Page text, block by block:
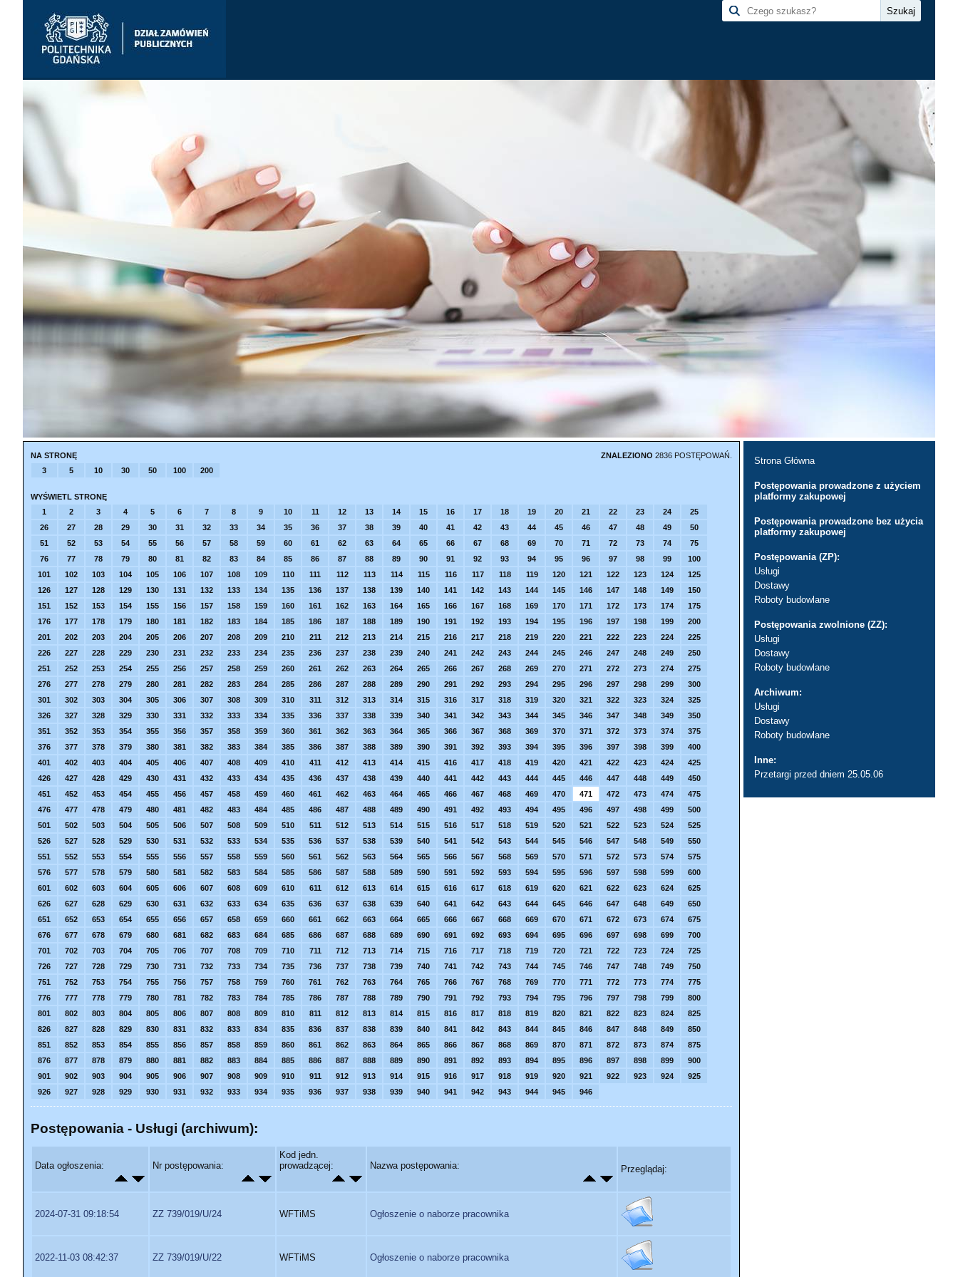
ZNALEZIONO 2836 POSTĘPOWAŃ.
NA STRONĘ
3
5 10 30 50 100 200
WYŚWIETL STRONĘ
1
2 3 4 5 6 7 8 9 10 11 12 13 14 15 16 17 18 19 20 21 22 23 24
25
26
27 28 29 30 31 32 33 34 35 36 37 38 39 40 41 42 43 44 45 46 47 48 49
50
51
52 53 54 55 56 57 58 59 60 61 62 63 64 65 66 67 68 69 70 71 72 73 74
75
76
77 78 79 80 81 82 83 84 85 86 87 88 89 90 91 92 93 94 95 96 97 98 99
100
101
102 103 104 105 106 107 108 109 110 111 112 113 114 115 116 117 118 119 120 121 122 123 124
125
126
127 128 129 130 131 132 133 134 135 136 137 138 139 140 141 142 143 144 145 146 147 148 149
150
151
152 153 154 155 156 157 158 159 160 161 162 163 164 165 166 167 168 169 170 171 172 173 174
175
176
177 178 179 180 181 182 183 184 185 186 187 188 189 190 191 192 193 194 195 196 197 198 199
200
201
202 203 204 205 206 207 208 209 210 211 212 213 214 215 216 217 218 219 220 221 222 223 224
225
226
227 228 229 230 231 232 233 234 235 236 237 238 239 240 241 242 243 244 245 246 247 248 249
250
251
252 253 254 255 256 257 258 259 260 261 262 263 264 265 266 267 268 269 270 271 272 273 274
275
276
277 278 279 280 281 282 283 284 285 286 287 288 289 290 291 292 293 294 295 296 297 298 299
300
301
302 303 304 305 306 307 308 309 310 311 312 313 314 315 316 317 318 319 320 321 322 323 324
325
326
327 328 329 330 331 332 333 334 335 336 337 338 339 340 341 342 343 344 345 346 347 348 349
350
351
352 353 354 355 356 357 358 359 360 361 362 363 364 365 366 367 368 369 370 371 372 373 374
375
376
377 378 379 380 381 382 383 384 385 386 387 388 389 390 391 392 393 394 395 396 397 398 399
400
401
402 403 404 405 406 407 408 409 410 411 412 413 414 415 416 417 418 419 420 421 422 423 424
425
426
427 428 429 430 431 432 433 434 435 436 437 438 439 440 441 442 443 444 445 446 447 448 449
450
451
452 453 454 455 456 457 458 459 460 461 462 463 464 465 466 467 468 469 470 471 472 473 474
475
476
477 478 479 480 481 482 483 484 485 486 487 488 489 490 491 492 493 494 495 496 497 498 499
500
501
502 503 504 505 506 507 508 509 510 511 512 513 514 515 516 517 518 519 520 521 522 523 524
525
526
527 528 529 530 531 532 533 534 535 536 537 538 539 540 541 542 543 544 545 546 547 548 549
550
551
552 553 554 555 556 557 558 559 560 561 562 563 564 565 566 567 568 569 570 571 572 573 574
575
576
577 578 579 580 581 582 583 584 585 586 587 588 589 590 591 592 593 594 595 596 597 598 599
600
601
602 603 604 605 606 607 608 609 610 611 612 613 614 615 616 617 618 619 620 621 622 623 624
625
626
627 628 629 630 631 632 633 634 635 636 637 638 639 640 641 642 643 644 645 646 647 648 649
650
651
652 653 654 655 656 657 658 659 660 661 662 663 664 665 666 667 668 669 670 671 672 673 674
675
676
677 678 679 680 681 682 683 684 685 686 687 688 689 690 691 692 693 694 695 696 697 698 699
700
701
702 703 704 705 706 707 708 709 710 711 712 713 714 715 716 717 718 719 720 721 722 723 724
725
726
727 728 729 730 731 732 733 734 735 736 737 738 739 740 741 742 743 744 745 746 747 748 749
750
751
752 753 754 755 756 757 758 759 760 761 762 763 764 765 766 767 768 769 770 771 772 773 774
775
776
777 778 779 780 781 782 783 784 785 786 787 788 789 790 791 792 793 794 795 796 797 798 799
800
801
802 803 804 805 806 807 808 809 810 811 812 813 814 815 816 817 818 819 820 821 822 823 824
825
826
827 828 829 830 831 832 833 834 835 836 837 838 839 840 841 842 843 844 845 846 847 848 849
850
851
852 853 854 855 856 857 858 859 860 861 862 863 864 865 866 867 868 869 870 871 872 873 874
875
876
877 878 879 880 881 882 883 884 885 886 887 888 889 890 891 892 893 894 895 896 897 898 899
900
901
902 903 904 905 906 907 908 909 910 911 912 913 914 915 916 917 918 919 920 921 922 923 924
925
926
927 928 929 930 931 932 933 934 935 936 937 938 939 940 941 942 943 944 945 946
Postępowania - Usługi (archiwum):
Data ogłoszenia: Nr postępowania:
Kod jedn.
prowadzącej:
Nazwa postępowania: Przeglądaj:
2024-07-31 09:18:54 ZZ 739/019/U/24 WFTiMS Ogłoszenie o naborze pracownika
2022-11-03 08:42:37 ZZ 739/019/U/22 WFTiMS Ogłoszenie o naborze pracownika
Strona Główna
Postępowania prowadzone z użyciem
platformy zakupowej
Postępowania prowadzone bez użycia
platformy zakupowej
Postępowania (ZP):
Usługi
Dostawy
Roboty budowlane
Postępowania zwolnione (ZZ):
Usługi
Dostawy
Roboty budowlane
Archiwum:
Usługi
Dostawy
Roboty budowlane
Inne:
Przetargi przed dniem 25.05.06